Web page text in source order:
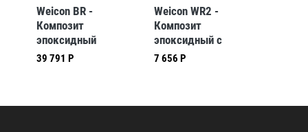
Weicon BR -
Композит
эпоксидный
наполненный
39 791 Р
Weicon WR2 -
Композит
эпоксидный с
минеральным
7 656 Р